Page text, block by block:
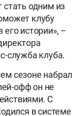
одним из
клубу
его истории», –
служба клуба.
сезоне набрал
офф он не
С
в системе